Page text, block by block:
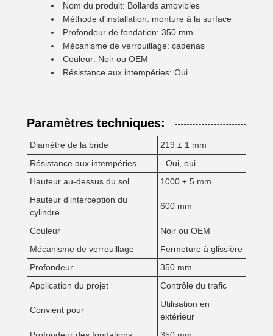
Nom du produit: Bollards amovibles
Méthode d'installation: monture à la surface
Profondeur de fondation: 350 mm
Mécanisme de verrouillage: cadenas
Couleur: Noir ou OEM
Résistance aux intempéries: Oui
Paramètres techniques:
Diamètre de la bride
219 ± 1 mm
Résistance aux intempéries
- Oui, oui.
Hauteur au-dessus du sol
1000 ± 5 mm
Hauteur d'interception du
cylindre
600 mm
Couleur
Noir ou OEM
Mécanisme de verrouillage
Fermeture à glissière
Profondeur
350 mm
Application du projet
Contrôle du trafic
Convient pour
Utilisation en
extérieur